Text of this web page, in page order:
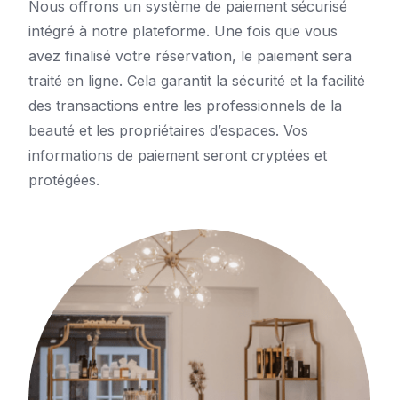
Nous offrons un système de paiement sécurisé
intégré à notre plateforme. Une fois que vous
avez finalisé votre réservation, le paiement sera
traité en ligne. Cela garantit la sécurité et la facilité
des transactions entre les professionnels de la
beauté et les propriétaires d’espaces. Vos
informations de paiement seront cryptées et
protégées.